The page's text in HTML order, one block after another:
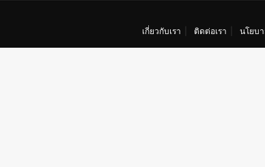
เกี่ยวกับเรา ติดต่อเรา นโยบ